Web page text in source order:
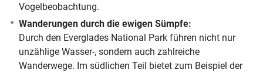
Vogelbeobachtung.
Wanderungen durch die ewigen Sümpfe:
Durch den Everglades National Park führen nicht nur
unzählige Wasser-, sondern auch zahlreiche
Wanderwege. Im südlichen Teil bietet zum Beispiel der